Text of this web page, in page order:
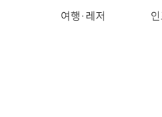
여행·레저